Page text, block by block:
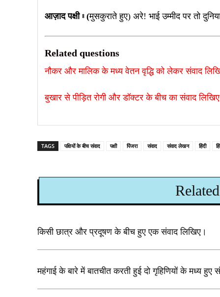
आज़ाद पक्षी ⦂ (मुसकुराते हुए) अरे! भाई उम्मीद पर तो
Related questions
नौकर और मालिक के मध्य वेतन वृद्धि को लेकर संवाद
बुखार से पीड़ित रोगी और डॉक्टर के बीच का संवाद
TAGS पक्षियों के बीच संवाद पक्षी पिंजरा संवाद संवाद लेखन हिंदी
किसी छात्र और प्रदूषण के बीच हुए एक संवाद लिखिए।​
महंगाई के बारे में बातचीत करती हुई दो गृहिणियों के मध्य हुए